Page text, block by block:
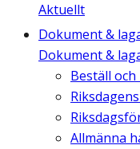
Aktuellt
Dokument &
Dokument &
Beställ
Allmänna